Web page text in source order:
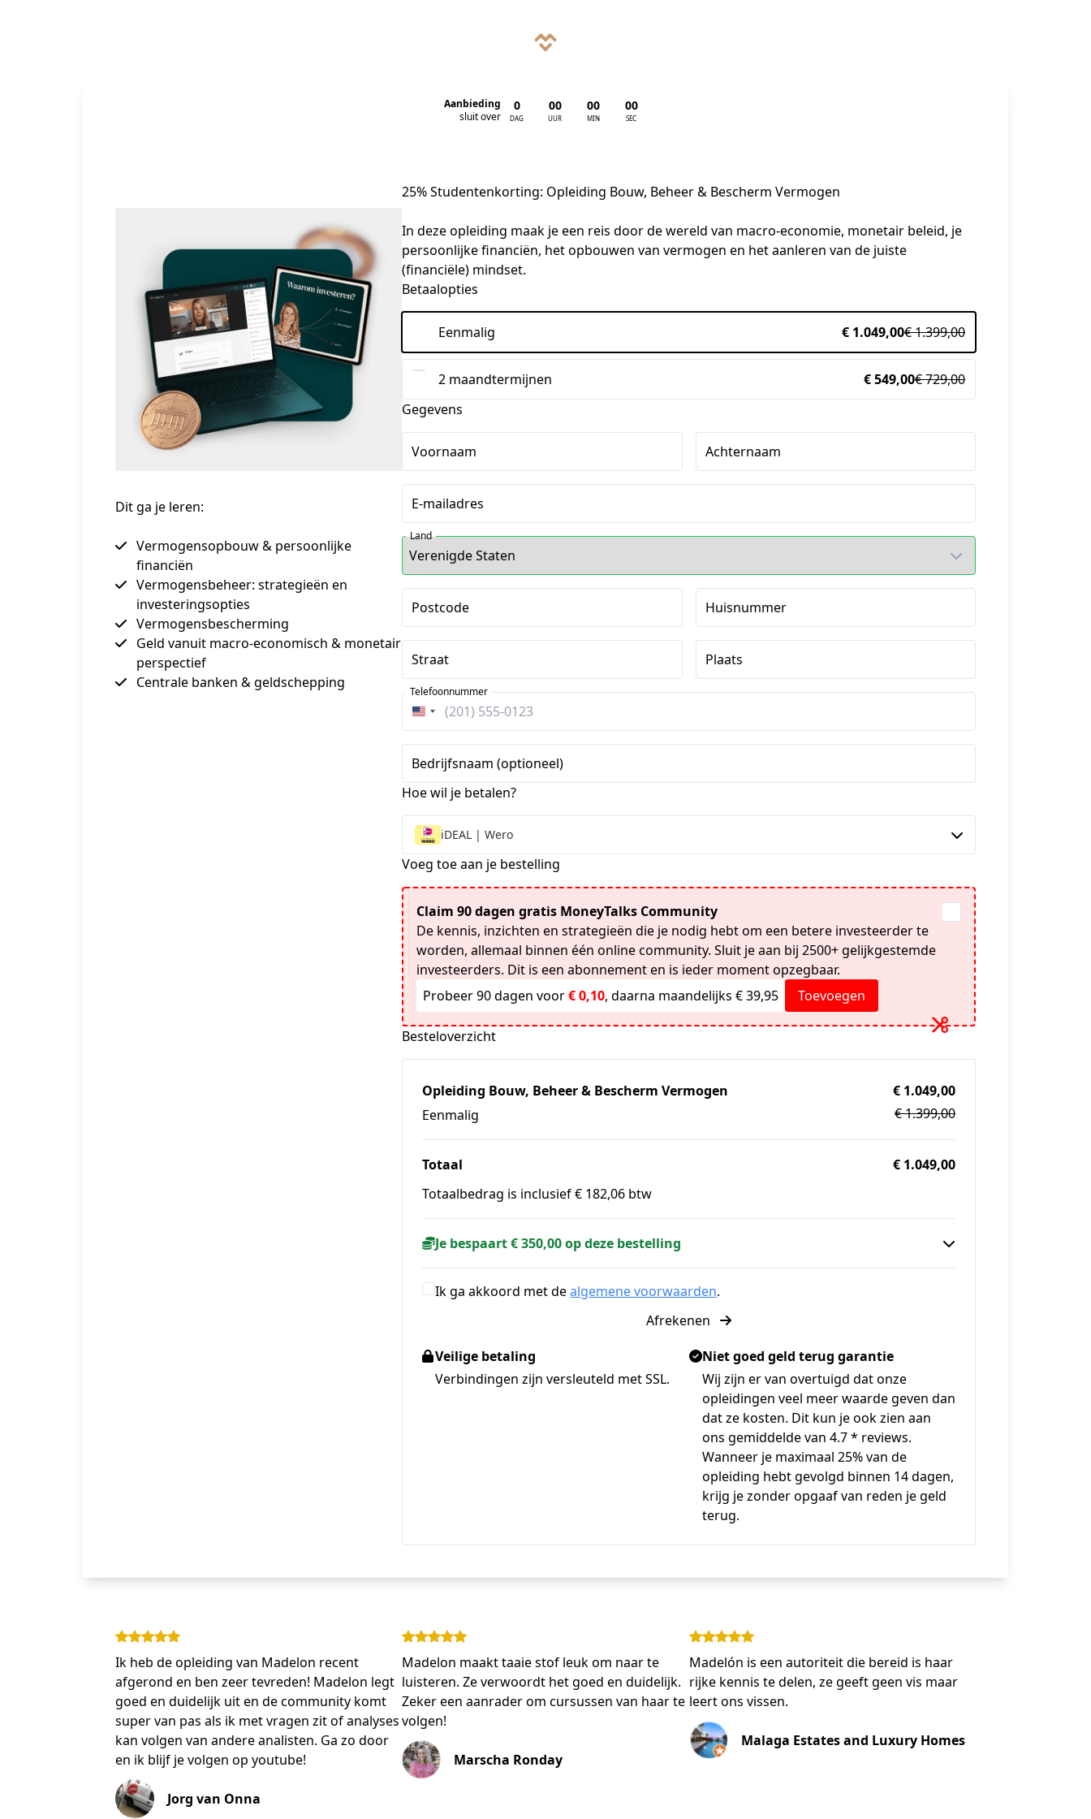
Aanbieding
sluit over
0
DAG
00
UUR
00
MIN
00
SEC
Dit ga je leren:
Vermogensopbouw & persoonlijke
financiën
Vermogensbeheer: strategieën en
investeringsopties
Vermogensbescherming
Geld vanuit macro-economisch & monetair
perspectief
Centrale banken & geldschepping
25% Studentenkorting: Opleiding Bouw, Beheer & Bescherm Vermogen
In deze opleiding maak je een reis door de wereld van macro-economie, monetair beleid, je
persoonlijke financiën, het opbouwen van vermogen en het aanleren van de juiste
(financiële) mindset.
Betaalopties
Eenmalig € 1.049,00€ 1.399,00
2 maandtermijnen € 549,00€ 729,00
Gegevens
Voornaam Achternaam
E-mailadres
Land
Postcode Huisnummer
Straat Plaats
Verenigde
Staten
+1
Telefoonnummer
Bedrijfsnaam (optioneel)
Hoe wil je betalen?
iDEAL | Wero
Voeg toe aan je bestelling
Claim 90 dagen gratis MoneyTalks Community
De kennis, inzichten en strategieën die je nodig hebt om een betere investeerder te
worden, allemaal binnen één online community. Sluit je aan bij 2500+ gelijkgestemde
investeerders. Dit is een abonnement en is ieder moment opzegbaar.
Probeer 90 dagen voor€ 0,10, daarna maandelijks € 39,95 Toevoegen
Besteloverzicht
Opleiding Bouw, Beheer & Bescherm Vermogen
Eenmalig
€ 1.049,00
€ 1.399,00
Totaal
€ 1.049,00
Totaalbedrag is inclusief € 182,06 btw
Je bespaart € 350,00 op deze bestelling
Ik ga akkoord met dealgemene voorwaarden.
Afrekenen
Veilige betaling
Verbindingen zijn versleuteld met SSL.
Niet goed geld terug garantie
Wij zijn er van overtuigd dat onze
opleidingen veel meer waarde geven dan
dat ze kosten. Dit kun je ook zien aan
ons gemiddelde van 4.7 * reviews.
Wanneer je maximaal 25% van de
opleiding hebt gevolgd binnen 14 dagen,
krijg je zonder opgaaf van reden je geld
terug.
Ik heb de opleiding van Madelon recent
afgerond en ben zeer tevreden! Madelon legt
goed en duidelijk uit en de community komt
super van pas als ik met vragen zit of analyses
kan volgen van andere analisten. Ga zo door
en ik blijf je volgen op youtube!
Jorg van Onna
Madelon maakt taaie stof leuk om naar te
luisteren. Ze verwoordt het goed en duidelijk.
Zeker een aanrader om cursussen van haar te
volgen!
Marscha Ronday
Madelón is een autoriteit die bereid is haar
rijke kennis te delen, ze geeft geen vis maar
leert ons vissen.
Malaga Estates and Luxury Homes